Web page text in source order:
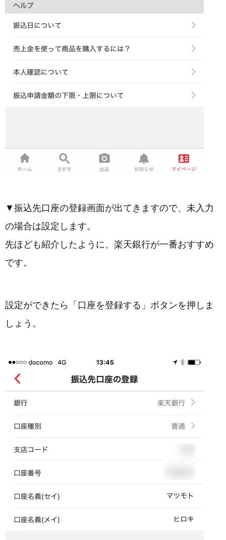
▼振込先口座の登録画面が出てきますので、未入力
の場合は設定します。
先ほども紹介したように、楽天銀行が一番おすすめ
です。
設定ができたら「口座を登録する」ボタンを押しま
しょう。